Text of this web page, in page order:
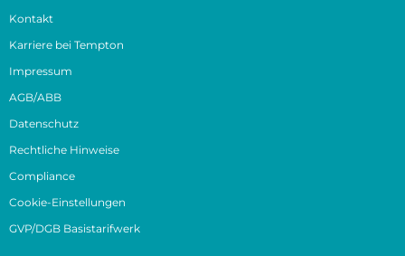
Kontakt
Karriere bei Tempton
Impressum
AGB/ABB
Datenschutz
Rechtliche Hinweise
Compliance
Cookie-Einstellungen
GVP/DGB Basistarifwerk